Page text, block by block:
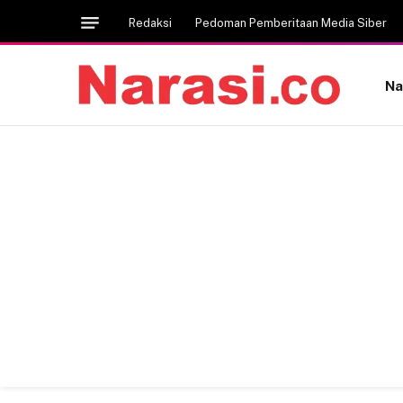
Redaksi Pedoman Pemberitaan Media Siber